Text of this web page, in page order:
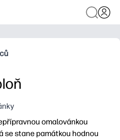
omalovánkou
se stane památkou hodnou